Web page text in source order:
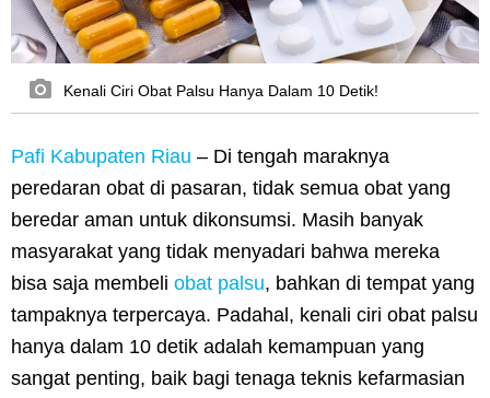
Kenali Ciri Obat Palsu Hanya Dalam 10 Detik!
Pafi Kabupaten Riau – Di tengah maraknya
peredaran obat di pasaran, tidak semua obat yang
beredar aman untuk dikonsumsi. Masih banyak
masyarakat yang tidak menyadari bahwa mereka
bisa saja membeli obat palsu, bahkan di tempat yang
tampaknya terpercaya. Padahal, kenali ciri obat palsu
hanya dalam 10 detik adalah kemampuan yang
sangat penting, baik bagi tenaga teknis kefarmasian